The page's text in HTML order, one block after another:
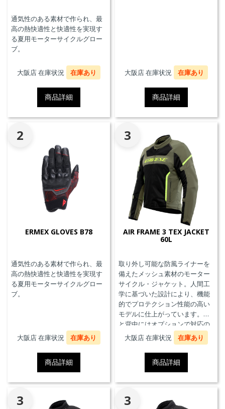
通気性のある素材で作られ、最
高の熱快適性と快適性を実現す
る夏用モーターサイクルグロー
ブ。
大阪店 在庫状況 在庫あり
商品詳細
大阪店 在庫状況 在庫あり
商品詳細
2
ERMEX GLOVES B78
通気性のある素材で作られ、最
高の熱快適性と快適性を実現す
る夏用モーターサイクルグロー
ブ。
大阪店 在庫状況 在庫あり
商品詳細
3
AIR FRAME 3 TEX JACKET
60L
取り外し可能な防風ライナーを
備えたメッシュ素材のモーター
サイクル・ジャケット。人間工
学に基づいた設計により、機能
的でプロテクション性能の高い
モデルに仕上がっています。胸
と背中にはオプションで対応の
プロテクターを装着することが
できます。また、防水の内ポケ
ット、EN17092クラスA認証、パ
ンツと接続可能なファスナーを
備えています。
大阪店 在庫状況 在庫あり
商品詳細
3 3